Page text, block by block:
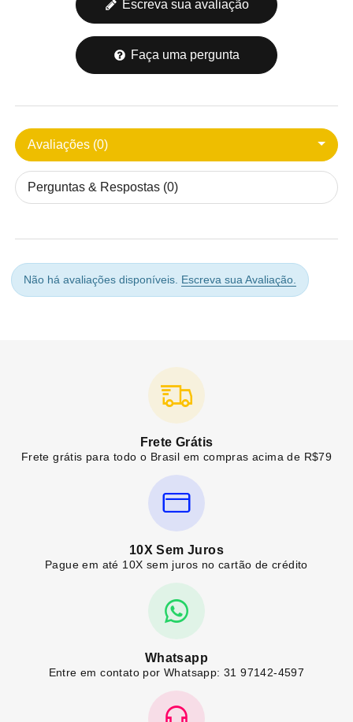
Escreva sua avaliação
Faça uma pergunta
Avaliações (0)
Perguntas & Respostas (0)
Não há avaliações disponíveis. Escreva sua Avaliação.
Frete Grátis
Frete grátis para todo o Brasil em compras acima de R$79
10X Sem Juros
Pague em até 10X sem juros no cartão de crédito
Whatsapp
Entre em contato por Whatsapp: 31 97142-4597